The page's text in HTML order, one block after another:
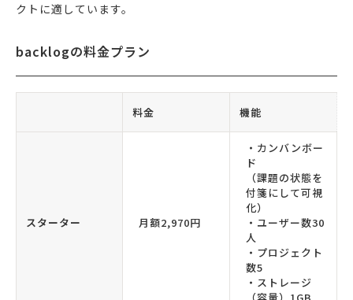
クトに適しています。
backlogの料金プラン
料金 機能
スターター 月額2,970円
・カンバンボー
ド
（課題の状態を
付箋にして可視
化）
・ユーザー数30
人
・プロジェクト
数5
・ストレージ